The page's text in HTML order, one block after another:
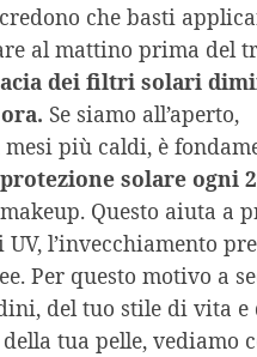
che basti
al mattino prima del
dei filtri solari
Se siamo all’aperto,
più caldi, è
solare ogni
Questo aiuta a
l’invecchiamento
Per questo motivo a
del tuo stile di vita e
tua pelle, vediamo